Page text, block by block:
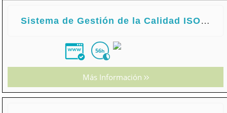
Sistema de Gestión de la Calidad ISO 9001:2015
56h
Más Información